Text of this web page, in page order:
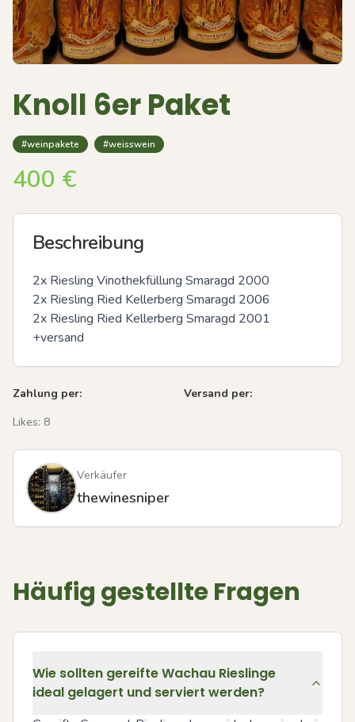
Knoll 6er Paket
#weinpakete #weisswein
400 €
Beschreibung
2x Riesling Vinothekfüllung Smaragd 2000
2x Riesling Ried Kellerberg Smaragd 2006
2x Riesling Ried Kellerberg Smaragd 2001
+versand
Zahlung per:
Versand per:
Likes: 8
Verkäufer
thewinesniper
Häufig gestellte Fragen
Wie sollten gereifte Wachau Rieslinge
ideal gelagert und serviert werden?